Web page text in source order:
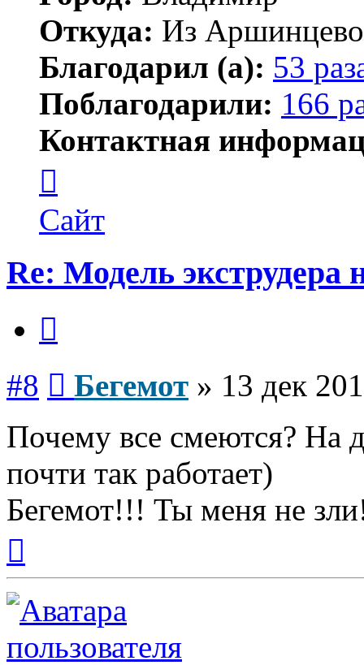
Откуда: Из
Благодарил (а): 53
Поблагодарили: 166
Контактная
пользователя
Бегемот
Сайт
Re: Модель экструдера
#8 Бегемот » 13 дек
Почему все смеются? На
почти так работает)
Бегемот!!! Ты меня не
началу